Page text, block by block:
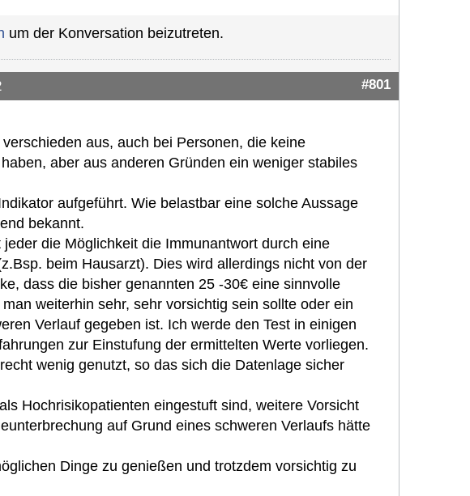
um der Konversation beizutreten.
#801
aus, auch bei Personen, die keine
aber aus anderen Gründen ein weniger stabiles
aufgeführt. Wie belastbar eine solche Aussage
bekannt.
die Möglichkeit die Immunantwort durch eine
beim Hausarzt). Dies wird allerdings nicht von der
dass die bisher genannten 25 -30€ eine sinnvolle
weiterhin sehr, sehr vorsichtig sein sollte oder ein
Verlauf gegeben ist. Ich werde den Test in einigen
zur Einstufung der ermittelten Werte vorliegen.
wenig genutzt, so das sich die Datenlage sicher
Hochrisikopatienten eingestuft sind, weitere Vorsicht
auf Grund eines schweren Verlaufs hätte
Dinge zu genießen und trotzdem vorsichtig zu